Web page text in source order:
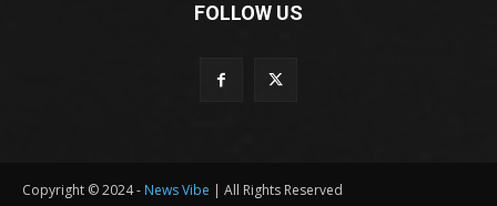
FOLLOW US
Copyright © 2024 - News Vibe | All Rights Reserved